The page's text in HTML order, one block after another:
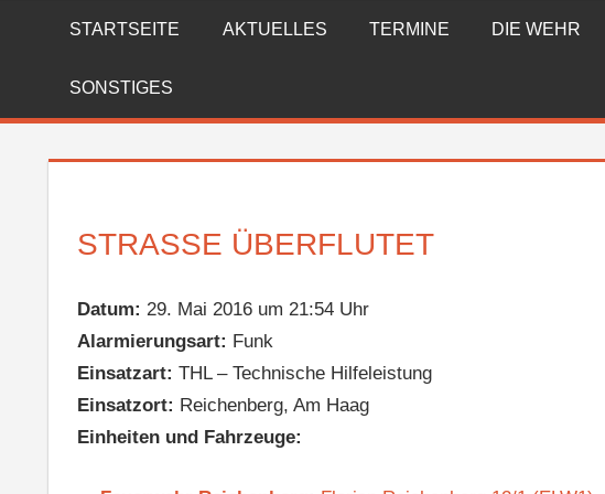
FREIWILLIGE
FEUERWEHR
REICHENBERG
STARTSEITE AKTUELLES TERMINE DIE WEHR
SONSTIGES
STRASSE ÜBERFLUTET
Datum: 29. Mai 2016 um 21:54 Uhr
Alarmierungsart: Funk
Einsatzart: THL – Technische Hilfeleistung
Einsatzort: Reichenberg, Am Haag
Einheiten und Fahrzeuge: